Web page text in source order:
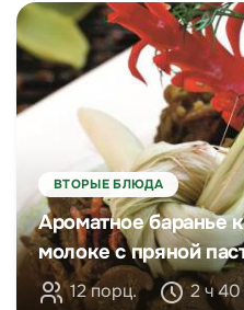
ВТОРЫЕ БЛЮДА
Ароматное баранье
молоке с пряной
12 порц. 2 ч